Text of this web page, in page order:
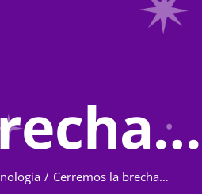
Cerremos la brecha…